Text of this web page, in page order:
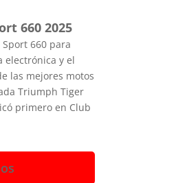
660 2025
660 para
electrónica y el
las mejores motos
Triumph Tiger
primero en Club